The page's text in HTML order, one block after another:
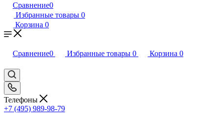
Сравнение0
Избранные товары 0
Корзина 0
Сравнение0 Избранные товары 0 Корзина 0
Телефоны
+7 (495) 989-98-79